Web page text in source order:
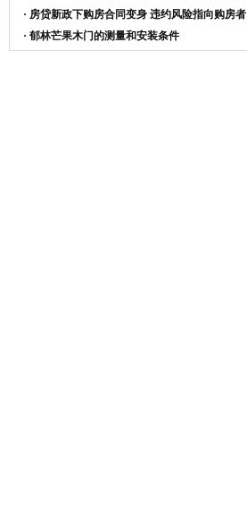
· 房贷新政下购房合同变身 违约风险指向购房者
· 郁林芒果木门的测量和安装条件